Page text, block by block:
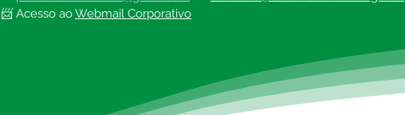
📨 Acesso ao Webmail Corporativo